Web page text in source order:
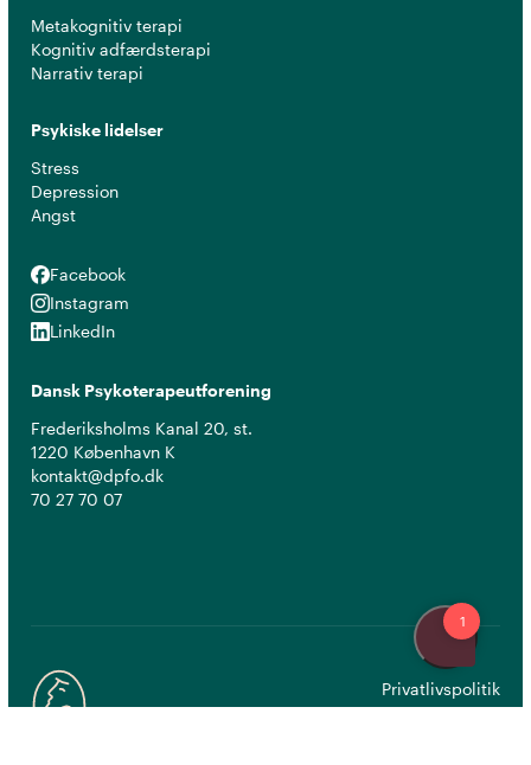
Metakognitiv terapi
Kognitiv adfærdsterapi
Narrativ terapi
Psykiske lidelser
Stress
Depression
Angst
Facebook
Facebook
Instagram
Instagram
LinkedIn
LinkedIn
Dansk Psykoterapeutforening
Frederiksholms Kanal 20, st.
1220 København K
kontakt@dpfo.dk
70 27 70 07
Privatlivspolitik